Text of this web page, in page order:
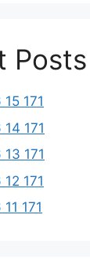
Posts
171
171
171
171
171